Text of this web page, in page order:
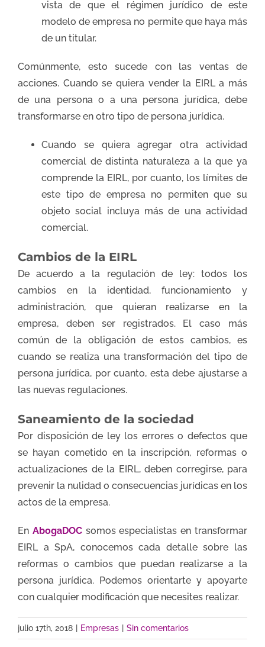
vista de que el régimen jurídico de este
modelo de empresa no permite que haya más
de un titular.
Comúnmente, esto sucede con las ventas de
acciones. Cuando se quiera vender la EIRL a más
de una persona o a una persona jurídica, debe
transformarse en otro tipo de persona jurídica.
Cuando se quiera agregar otra actividad
comercial de distinta naturaleza a la que ya
comprende la EIRL, por cuanto, los límites de
este tipo de empresa no permiten que su
objeto social incluya más de una actividad
comercial.
Cambios de la EIRL
De acuerdo a la regulación de ley: todos los
cambios en la identidad, funcionamiento y
administración, que quieran realizarse en la
empresa, deben ser registrados. El caso más
común de la obligación de estos cambios, es
cuando se realiza una transformación del tipo de
persona jurídica, por cuanto, esta debe ajustarse a
las nuevas regulaciones.
Saneamiento de la sociedad
Por disposición de ley los errores o defectos que
se hayan cometido en la inscripción, reformas o
actualizaciones de la EIRL, deben corregirse, para
prevenir la nulidad o consecuencias jurídicas en los
actos de la empresa.
En AbogaDOC somos especialistas en transformar
EIRL a SpA, conocemos cada detalle sobre las
reformas o cambios que puedan realizarse a la
persona jurídica. Podemos orientarte y apoyarte
con cualquier modificación que necesites realizar.
julio 17th, 2018 Empresas Sin comentarios